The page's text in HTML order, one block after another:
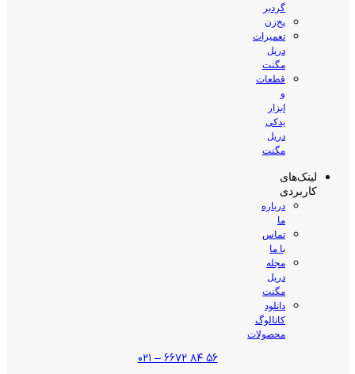
گردبر
پخ‌زن
تعمیرات
دریل
مگنت
قطعات
و
ابزار
یدکی
دریل
مگنت
لینک‌های
کاربردی
درباره
ما
تماس
با ما
مجله
دریل
مگنت
دانلود
کاتالوگ
محصولات
۵۶ ۸۴ ۶۶۷۲ – ۰۲۱